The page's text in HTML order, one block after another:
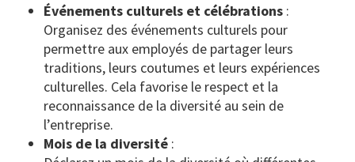
Événements culturels et célébrations :
Organisez des événements culturels pour
permettre aux employés de partager leurs
traditions, leurs coutumes et leurs expériences
culturelles. Cela favorise le respect et la
reconnaissance de la diversité au sein de
l’entreprise.
Mois de la diversité :